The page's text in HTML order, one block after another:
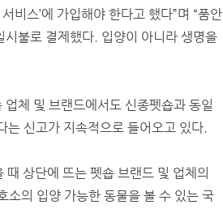
비스’에 가입해야 한다고 했다”며 “품안
불로 결제했다. 입양이 아니라 생명을
체 및 브랜드에서도 신종펫숍과 동일
신고가 지속적으로 들어오고 있다.
때 상단에 뜨는 펫숍 브랜드 및 업체의
소의 입양 가능한 동물을 볼 수 있는 국